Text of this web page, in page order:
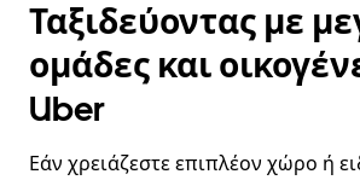
Ταξιδεύοντας με
ομάδες και
Uber
Εάν χρειάζεστε επιπλέον χώρο ή